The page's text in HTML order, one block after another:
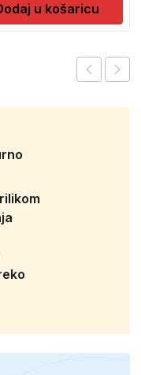
u košaricu